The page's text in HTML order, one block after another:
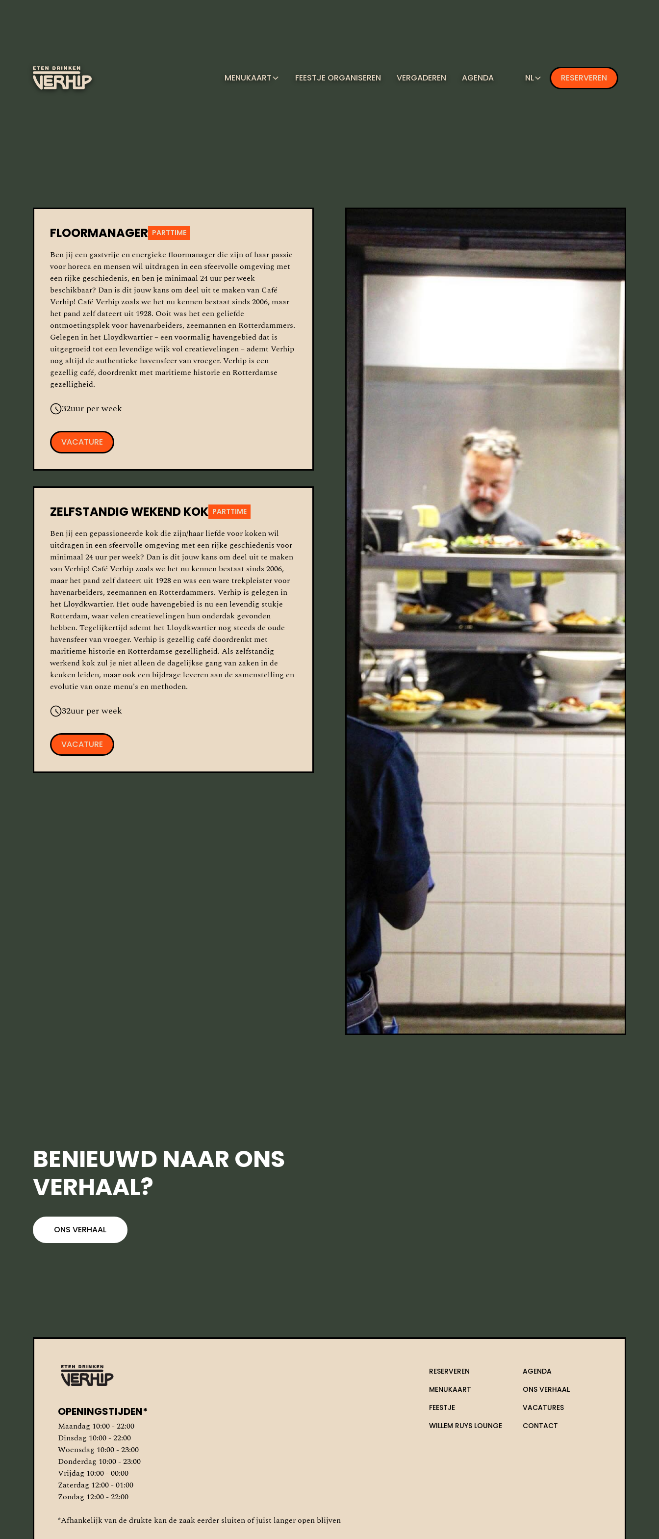
MENUKAART FEESTJE ORGANISEREN VERGADEREN AGENDA NL RESERVEREN
FLOORMANAGER PARTTIME
Ben jij een gastvrije en energieke floormanager die zijn of haar passie
voor horeca en mensen wil uitdragen in een sfeervolle omgeving met
een rijke geschiedenis, en ben je minimaal 24 uur per week
beschikbaar? Dan is dit jouw kans om deel uit te maken van Café
Verhip! Café Verhip zoals we het nu kennen bestaat sinds 2006, maar
het pand zelf dateert uit 1928. Ooit was het een geliefde
ontmoetingsplek voor havenarbeiders, zeemannen en Rotterdammers.
Gelegen in het Lloydkwartier – een voormalig havengebied dat is
uitgegroeid tot een levendige wijk vol creatievelingen – ademt Verhip
nog altijd de authentieke havensfeer van vroeger. Verhip is een
gezellig café, doordrenkt met maritieme historie en Rotterdamse
gezelligheid.
32uur per week
VACATURE
ZELFSTANDIG WEKEND KOK PARTTIME
Ben jij een gepassioneerde kok die zijn/haar liefde voor koken wil
uitdragen in een sfeervolle omgeving met een rijke geschiedenis voor
minimaal 24 uur per week? Dan is dit jouw kans om deel uit te maken
van Verhip! Café Verhip zoals we het nu kennen bestaat sinds 2006,
maar het pand zelf dateert uit 1928 en was een ware trekpleister voor
havenarbeiders, zeemannen en Rotterdammers. Verhip is gelegen in
het Lloydkwartier. Het oude havengebied is nu een levendig stukje
Rotterdam, waar velen creatievelingen hun onderdak gevonden
hebben. Tegelijkertijd ademt het Lloydkwartier nog steeds de oude
havensfeer van vroeger. Verhip is gezellig café doordrenkt met
maritieme historie en Rotterdamse gezelligheid. Als zelfstandig
werkend kok zul je niet alleen de dagelijkse gang van zaken in de
keuken leiden, maar ook een bijdrage leveren aan de samenstelling en
evolutie van onze menu's en methoden.
32uur per week
VACATURE
BENIEUWD NAAR ONS
VERHAAL?
ONS VERHAAL
OPENINGSTIJDEN*
Maandag 10:00 - 22:00
Dinsdag 10:00 - 22:00
Woensdag 10:00 - 23:00
Donderdag 10:00 - 23:00
Vrijdag 10:00 - 00:00
Zaterdag 12:00 - 01:00
Zondag 12:00 - 22:00
*Afhankelijk van de drukte kan de zaak eerder sluiten of juist langer open blijven
RESERVEREN
MENUKAART
FEESTJE
WILLEM RUYS LOUNGE
AGENDA
ONS VERHAAL
VACATURES
CONTACT